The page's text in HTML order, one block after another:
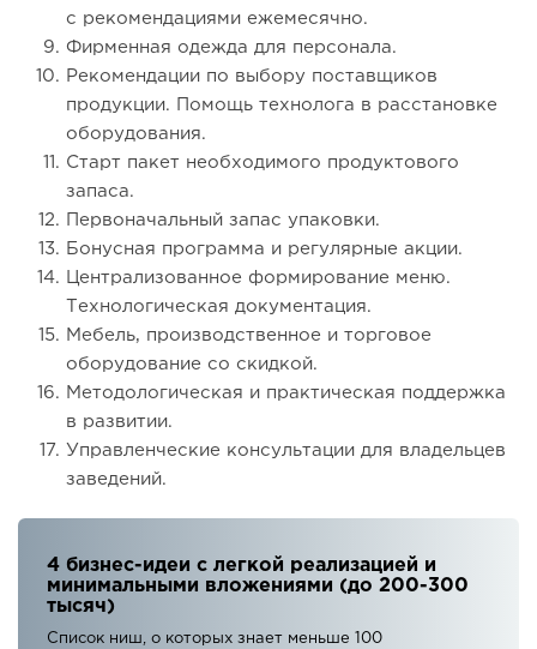
с рекомендациями ежемесячно.
Фирменная одежда для персонала.
Рекомендации по выбору поставщиков
продукции. Помощь технолога в расстановке
оборудования.
Старт пакет необходимого продуктового
запаса.
Первоначальный запас упаковки.
Бонусная программа и регулярные акции.
Централизованное формирование меню.
Технологическая документация.
Мебель, производственное и торговое
оборудование со скидкой.
Методологическая и практическая поддержка
в развитии.
Управленческие консультации для владельцев
заведений.
4 бизнес-идеи с легкой реализацией и
минимальными вложениями (до 200-300
тысяч)
Список ниш, о которых знает меньше 100